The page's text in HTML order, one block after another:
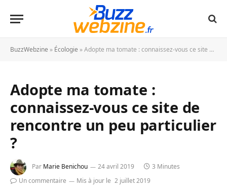
BuzzWebzine » Écologie »Adopte ma tomate : connaissez-vous ce site de rencontre un peu particulier ?
Adopte ma tomate :
connaissez-vous ce site de
rencontre un peu particulier
?
Par Marie Benichou 24 avril 2019
3 Minutes
Un commentaire
Mis à jour le 2 juillet 2019